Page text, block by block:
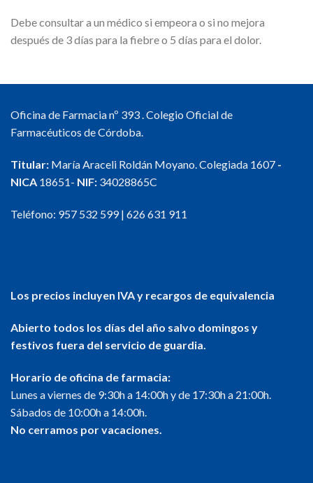
Debe consultar a un médico si empeora o si no mejora
después de 3 días para la fiebre o 5 días para el dolor.
Oficina de Farmacia nº 393 . Colegio Oficial de
Farmacéuticos de Córdoba.
Titular: María Araceli Roldán Moyano. Colegiada 1607 -
NICA 18651- NIF: 34028865C
Teléfono: 957 532 599| 626 631 911
Los precios incluyen IVA y recargos de equivalencia
Abierto todos los días del año salvo domingos y
festivos fuera del servicio de guardia.
Horario de oficina de farmacia:
Lunes a viernes de 9:30h a 14:00h y de 17:30h a 21:00h.
Sábados de 10:00h a 14:00h.
No cerramos por vacaciones.